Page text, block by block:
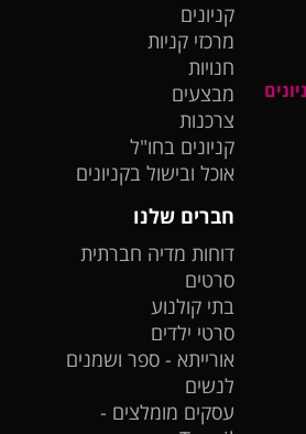
קניונים
מרכזי קניות
חנויות
מבצעים
צרכנות
קניונים בחו"ל
אוכל ובישול בקניונים
חברים שלנו
דוחות מדיה חברתית
סרטים
בתי קולנוע
סרטי ילדים
אורייתא - ספר ושמנים
לנשים
עסקים מומלצים -